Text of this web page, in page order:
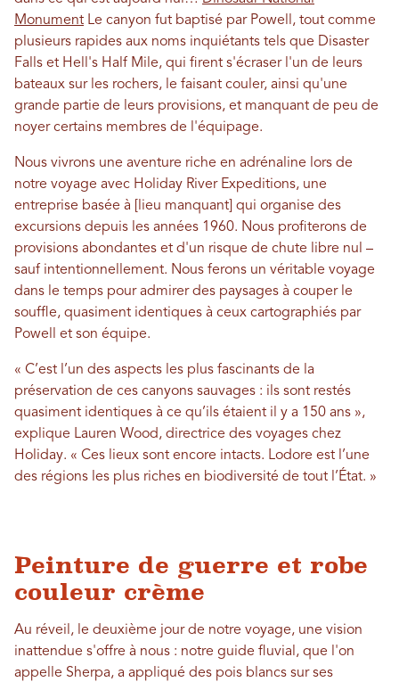
Monument Le canyon fut baptisé par Powell, tout comme
plusieurs rapides aux noms inquiétants tels que Disaster
Falls et Hell's Half Mile, qui firent s'écraser l'un de leurs
bateaux sur les rochers, le faisant couler, ainsi qu'une
grande partie de leurs provisions, et manquant de peu de
noyer certains membres de l'équipage.
Nous vivrons une aventure riche en adrénaline lors de
notre voyage avec Holiday River Expeditions, une
entreprise basée à [lieu manquant] qui organise des
excursions depuis les années 1960. Nous profiterons de
provisions abondantes et d'un risque de chute libre nul –
sauf intentionnellement. Nous ferons un véritable voyage
dans le temps pour admirer des paysages à couper le
souffle, quasiment identiques à ceux cartographiés par
Powell et son équipe.
« C’est l’un des aspects les plus fascinants de la
préservation de ces canyons sauvages : ils sont restés
quasiment identiques à ce qu’ils étaient il y a 150 ans »,
explique Lauren Wood, directrice des voyages chez
Holiday. « Ces lieux sont encore intacts. Lodore est l’une
des régions les plus riches en biodiversité de tout l’État. »
Peinture de guerre et robe
couleur crème
Au réveil, le deuxième jour de notre voyage, une vision
inattendue s'offre à nous : notre guide fluvial, que l'on
appelle Sherpa, a appliqué des pois blancs sur ses